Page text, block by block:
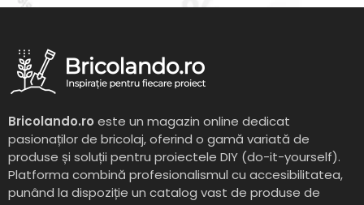
Bricolando.ro este un magazin online dedicat
pasionaților de bricolaj, oferind o gamă variată de
produse și soluții pentru proiectele DIY (do-it-yourself).
Platforma combină profesionalismul cu accesibilitatea,
punând la dispoziție un catalog vast de produse de